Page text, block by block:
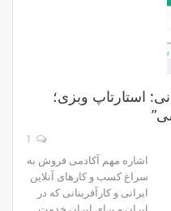
استارتاپ وبزی؛
اشاره مهم آکادمی فروش به
سراغ کسب و کارهای آنلاین
ایرانی و کارآفرینانی که در